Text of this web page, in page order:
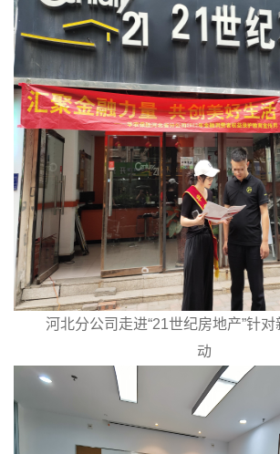
河北分公司走进“21世纪房地产”针
动